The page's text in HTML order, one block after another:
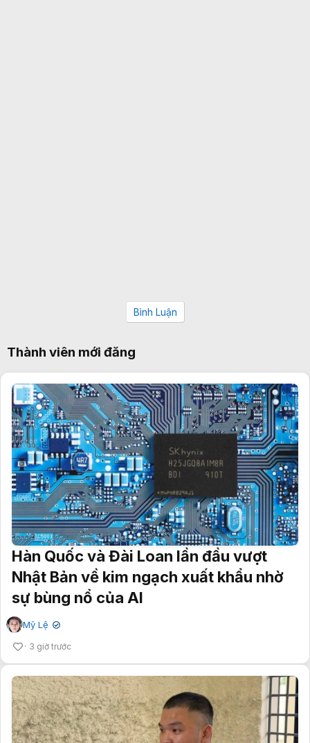
Bình Luận
Thành viên mới đăng
Hàn Quốc và Đài Loan lần đầu vượt
Nhật Bản về kim ngạch xuất khẩu nhờ
sự bùng nổ của AI
Mỹ Lệ ✔
3 giờ trước